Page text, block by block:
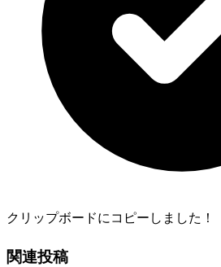
クリップボードにコピーしました！
関連投稿